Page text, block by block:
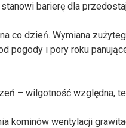
barierę dla
co dzień. Wymiana
pogody i pory roku
– wilgotność względna,
kominów wentylacji